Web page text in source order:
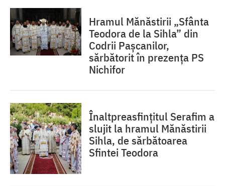
Hramul Mănăstirii „Sfânta
Teodora de la Sihla” din
Codrii Pașcanilor,
sărbătorit în prezența PS
Nichifor
Înaltpreasfințitul Serafim a
slujit la hramul Mănăstirii
Sihla, de sărbătoarea
Sfintei Teodora